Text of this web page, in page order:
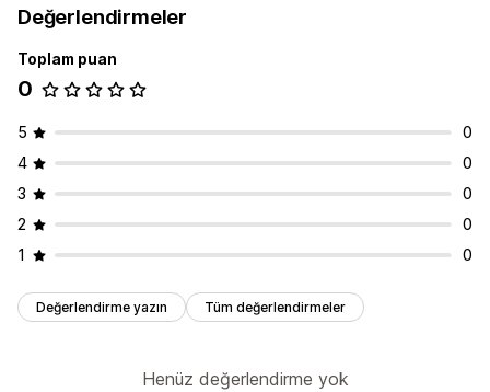
Değerlendirmeler
Toplam puan
0
5
0
4
0
3
0
2
0
1
0
Değerlendirme yazın Tüm değerlendirmeler
Henüz değerlendirme yok